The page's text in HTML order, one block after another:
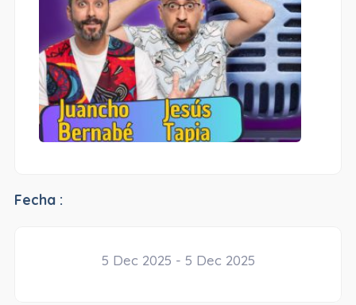
Fecha :
5 Dec 2025 - 5 Dec 2025